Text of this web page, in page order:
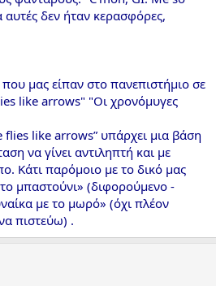
δεν ήταν κερασφόρες,
μας είπαν στο πανεπιστήμιο σε
like arrows" "Oι χρονόμυγες
like arrows” υπάρχει μια βάση
να γίνει αντιληπτή και με
Κάτι παρόμοιο με το δικό μας
μπαστούνι» (διφορούμενο -
με το μωρό» (όχι πλέον
πιστεύω) .